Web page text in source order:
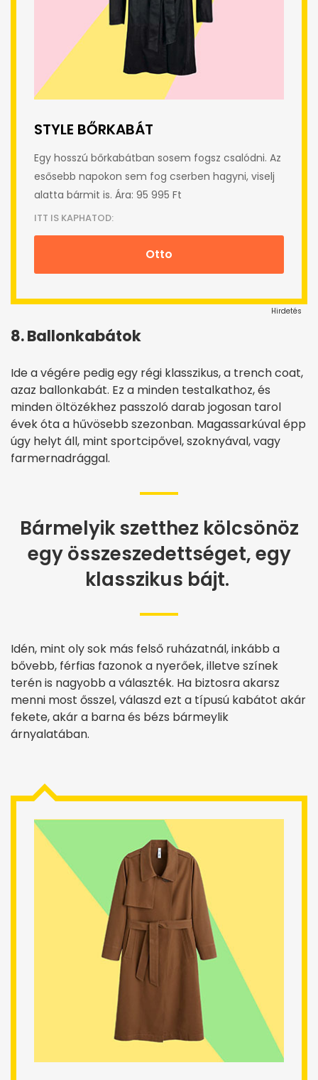
STYLE BŐRKABÁT
Egy hosszú bőrkabátban sosem fogsz csalódni. Az
esősebb napokon sem fog cserben hagyni, viselj
alatta bármit is. Ára: 95 995 Ft
ITT IS KAPHATOD:
Otto
Hirdetés
8. Ballonkabátok
Ide a végére pedig egy régi klasszikus, a trench coat,
azaz ballonkabát. Ez a minden testalkathoz, és
minden öltözékhez passzoló darab jogosan tarol
évek óta a hűvösebb szezonban. Magassarkúval épp
úgy helyt áll, mint sportcipővel, szoknyával, vagy
farmernadrággal.
Bármelyik szetthez kölcsönöz
egy összeszedettséget, egy
klasszikus bájt.
Idén, mint oly sok más felső ruházatnál, inkább a
bővebb, férfias fazonok a nyerőek, illetve színek
terén is nagyobb a választék. Ha biztosra akarsz
menni most ősszel, válaszd ezt a típusú kabátot akár
fekete, akár a barna és bézs bármeylik
árnyalatában.